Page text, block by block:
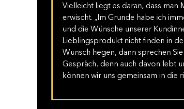
Vielleicht liegt es daran, dass man
erwischt. „Im Grunde habe ich
und die Wünsche unserer
Lieblingsprodukt nicht finden in
Wunsch hegen, dann sprechen
Gespräch, denn auch davon lebt
können wir uns gemeinsam in die